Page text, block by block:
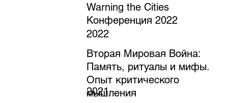
Warning the Cities
Конференция 2022
2022
Вторая Мировая Война:
Память, ритуалы и мифы.
Опыт критического
мышления
2021